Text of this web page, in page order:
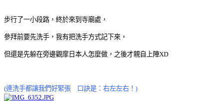
步行了一小段路，終於來到寺廟處，
參拜前要先洗手，我有把洗手方式記下來，
但還是先躲在旁邊觀摩日本人怎麼做，之後才親自上陣XD
(連洗手都讓我們好緊張 口訣是：右左左右！)